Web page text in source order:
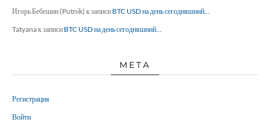
Игорь Бебешин (Putnik) к записи BTC USD на день сегодняшний…
Tatyanaк записи BTC USD на день сегодняшний…
МЕТА
Регистрация
Войти